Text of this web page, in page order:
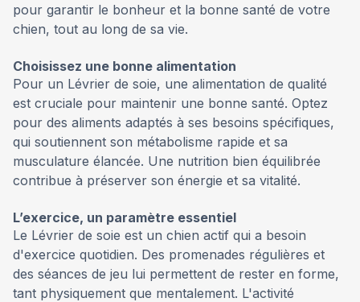
pour garantir le bonheur et la bonne santé de votre
chien, tout au long de sa vie.
Choisissez une bonne alimentation
Pour un Lévrier de soie, une alimentation de qualité
est cruciale pour maintenir une bonne santé. Optez
pour des aliments adaptés à ses besoins spécifiques,
qui soutiennent son métabolisme rapide et sa
musculature élancée. Une nutrition bien équilibrée
contribue à préserver son énergie et sa vitalité.
L’exercice, un paramètre essentiel
Le Lévrier de soie est un chien actif qui a besoin
d'exercice quotidien. Des promenades régulières et
des séances de jeu lui permettent de rester en forme,
tant physiquement que mentalement. L'activité